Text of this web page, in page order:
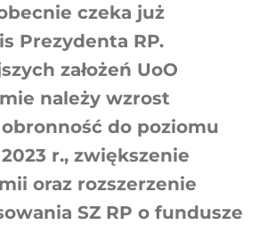
czeka już
Prezydenta RP.
założeń UoO
należy wzrost
do poziomu
r., zwiększenie
oraz rozszerzenie
SZ RP o fundusze